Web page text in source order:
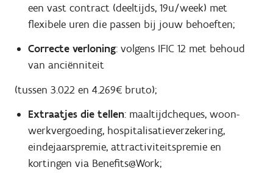
een vast contract (deeltijds, 19u/week) met
flexibele uren die passen bij jouw behoeften;
Correcte verloning: volgens IFIC 12 met behoud
van anciënniteit
(tussen 3.022 en 4.269€ bruto);
Extraatjes die tellen: maaltijdcheques, woon-
werkvergoeding, hospitalisatieverzekering,
eindejaarspremie, attractiviteitspremie en
kortingen via Benefits@Work;